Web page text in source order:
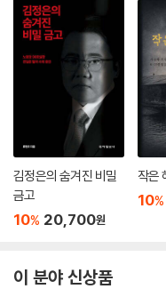
음의 두 창을 통해 신뢰를 설
“신뢰는 감정적 믿음”이라는
다. 한국전쟁의 해석에서 주
공격에 미국이 대응하지 않
신들의 한반도 통일 시도에
각했는가를 감정이란 변수를
국의 안보 엘리트와 북한 작가
성희의 발견은 그들이 텍스트
그리고 무지의 삼분법”이다.
3장 “독일 통일 30주년과 사
김정은의 숨겨진 비밀
금고
10% 20,700원
작은
10%
이 분야 신상품